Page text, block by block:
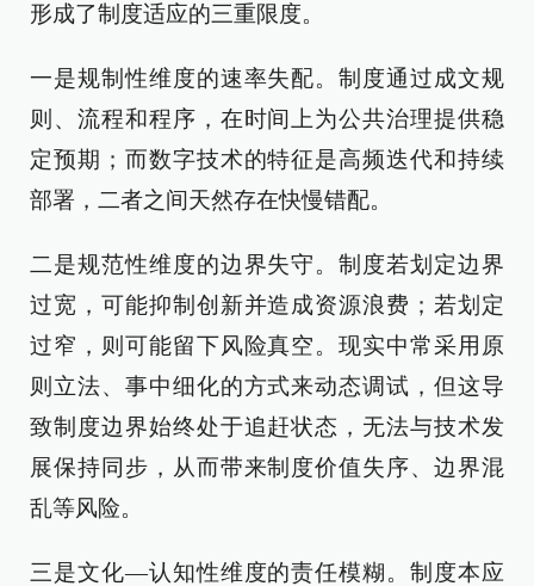
形成了制度适应的三重限度。
一是规制性维度的速率失配。制度通过成文规
则、流程和程序，在时间上为公共治理提供稳
定预期；而数字技术的特征是高频迭代和持续
部署，二者之间天然存在快慢错配。
二是规范性维度的边界失守。制度若划定边界
过宽，可能抑制创新并造成资源浪费；若划定
过窄，则可能留下风险真空。现实中常采用原
则立法、事中细化的方式来动态调试，但这导
致制度边界始终处于追赶状态，无法与技术发
展保持同步，从而带来制度价值失序、边界混
乱等风险。
三是文化—认知性维度的责任模糊。制度本应